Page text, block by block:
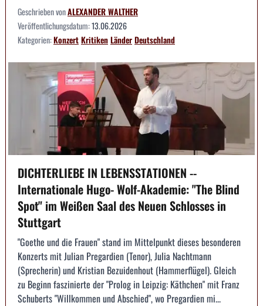
Geschrieben vonALEXANDER WALTHER
Veröffentlichungsdatum:13.06.2026
Kategorien:KonzertKritikenLänderDeutschland
DICHTERLIEBE IN LEBENSSTATIONEN --
Internationale Hugo- Wolf-Akademie: "The Blind
Spot" im Weißen Saal des Neuen Schlosses in
Stuttgart
"Goethe und die Frauen" stand im Mittelpunkt dieses besonderen
Konzerts mit Julian Pregardien (Tenor), Julia Nachtmann
(Sprecherin) und Kristian Bezuidenhout (Hammerflügel). Gleich
zu Beginn faszinierte der "Prolog in Leipzig: Käthchen" mit Franz
Schuberts "Willkommen und Abschied", wo Pregardien mi...